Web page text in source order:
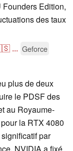
Edition,
des taux
... Geforce
plus de deux
le PDSF des
au Royaume-
la RTX 4080
par